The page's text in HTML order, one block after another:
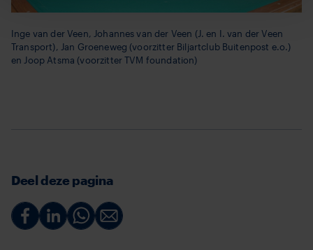
Inge van der Veen, Johannes van der Veen (J. en I. van der Veen
Transport), Jan Groeneweg (voorzitter Biljartclub Buitenpost e.o.)
en Joop Atsma (voorzitter TVM foundation)
Deel deze pagina
Deel Deel Deel Deel